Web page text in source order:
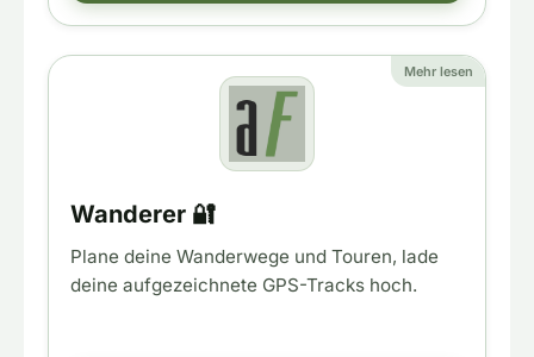
Mehr lesen
Wanderer 🔐
Plane deine Wanderwege und Touren, lade
deine aufgezeichnete GPS-Tracks hoch.